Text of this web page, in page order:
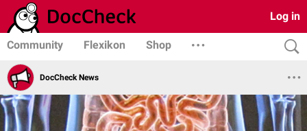
Log in
Community Flexikon Shop
DocCheck News